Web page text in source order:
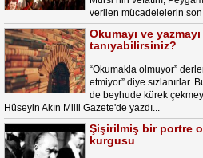
verilen mücadelelerin
Okumayı ve
tanıyabilirsiniz?
“Okumakla olmuyor”
etmiyor” diye sızlanırlar.
de beyhude kürek
Hüseyin Akın Milli Gazete'de yazdı...
Şişirilmiş bir portre
kurgusu